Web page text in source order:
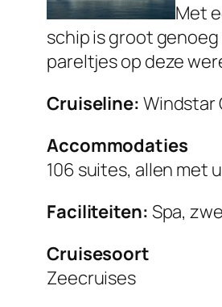
Met
schip is groot
pareltjes op deze
Cruiseline: Windstar
Accommodaties
106 suites, allen met
Faciliteiten: Spa,
Cruisesoort
Zeecruises